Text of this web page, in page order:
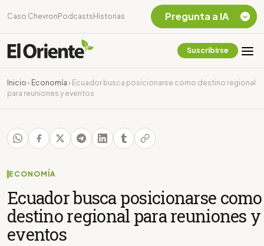
Caso Chevron Podcasts Historias
Suscribirse
Inicio › Economía › Ecuador busca posicionarse como destino regional
para reuniones y eventos
ECONOMÍA
Ecuador busca posicionarse como
destino regional para reuniones y
eventos
Pregunta a IA
Chevron Ecuador